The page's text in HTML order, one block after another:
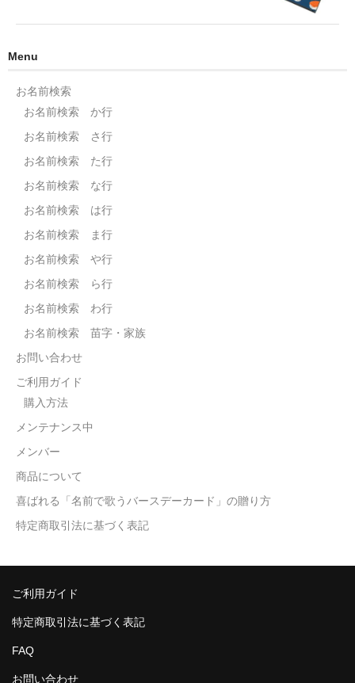
Menu
お名前検索
お名前検索 か行
お名前検索 さ行
お名前検索 た行
お名前検索 な行
お名前検索 は行
お名前検索 ま行
お名前検索 や行
お名前検索 ら行
お名前検索 わ行
お名前検索 苗字・家族
お問い合わせ
ご利用ガイド
購入方法
メンテナンス中
メンバー
商品について
喜ばれる「名前で歌うバースデーカード」の贈り方
特定商取引法に基づく表記
ご利用ガイド
特定商取引法に基づく表記
FAQ
お問い合わせ